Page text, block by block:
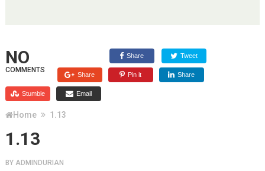
NO
COMMENTS
Share Tweet
Share Pin it Share
Stumble Email
Home 1.13
1.13
BY ADMINDURIAN